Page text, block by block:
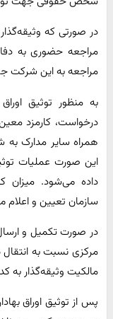
در صورتی که
مراجعه حضوری به
مراجعه به این شرکت
به منظور توثیق
درخواست، کارمزد
همراه سایر مدارک
این صورت عملیات
داده می‌شود. میزان
سازمان تعیین و
در صورت تکمیل و
مرکزی نسبت به انتقال
مالکیت وثیقه‌گذار به
پس از توثیق اوراق